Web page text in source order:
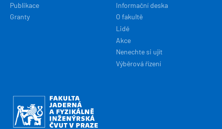
Publikace
Granty
Informační deska
O fakultě
Lidé
Akce
Nenechte si ujít
Výběrová řízení
Obrázek